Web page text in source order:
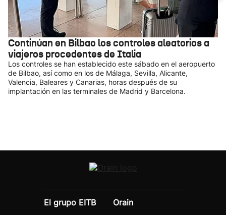
Continúan en Bilbao los controles aleatorios a
viajeros procedentes de Italia
Los controles se han establecido este sábado en el aeropuerto
de Bilbao, así como en los de Málaga, Sevilla, Alicante,
Valencia, Baleares y Canarias, horas después de su
implantación en las terminales de Madrid y Barcelona.
El grupo EITB
Orain